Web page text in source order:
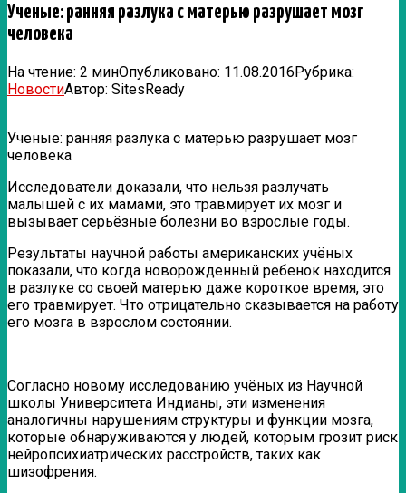
Ученые: ранняя разлука с матерью разрушает мозг
человека
На чтение: 2 минОпубликовано: 11.08.2016Рубрика:
НовостиАвтор: SitesReady
Ученые: ранняя разлука с матерью разрушает мозг
человека
Исследователи доказали, что нельзя разлучать
малышей с их мамами, это травмирует их мозг и
вызывает серьёзные болезни во взрослые годы.
Результаты научной работы американских учёных
показали, что когда новорожденный ребенок находится
в разлуке со своей матерью даже короткое время, это
его травмирует. Что отрицательно сказывается на работу
его мозга в взрослом состоянии.
Согласно новому исследованию учёных из Научной
школы Университета Индианы, эти изменения
аналогичны нарушениям структуры и функции мозга,
которые обнаруживаются у людей, которым грозит риск
нейропсихиатрических расстройств, таких как
шизофрения.